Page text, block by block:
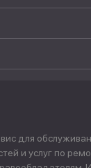
для
и услуг по